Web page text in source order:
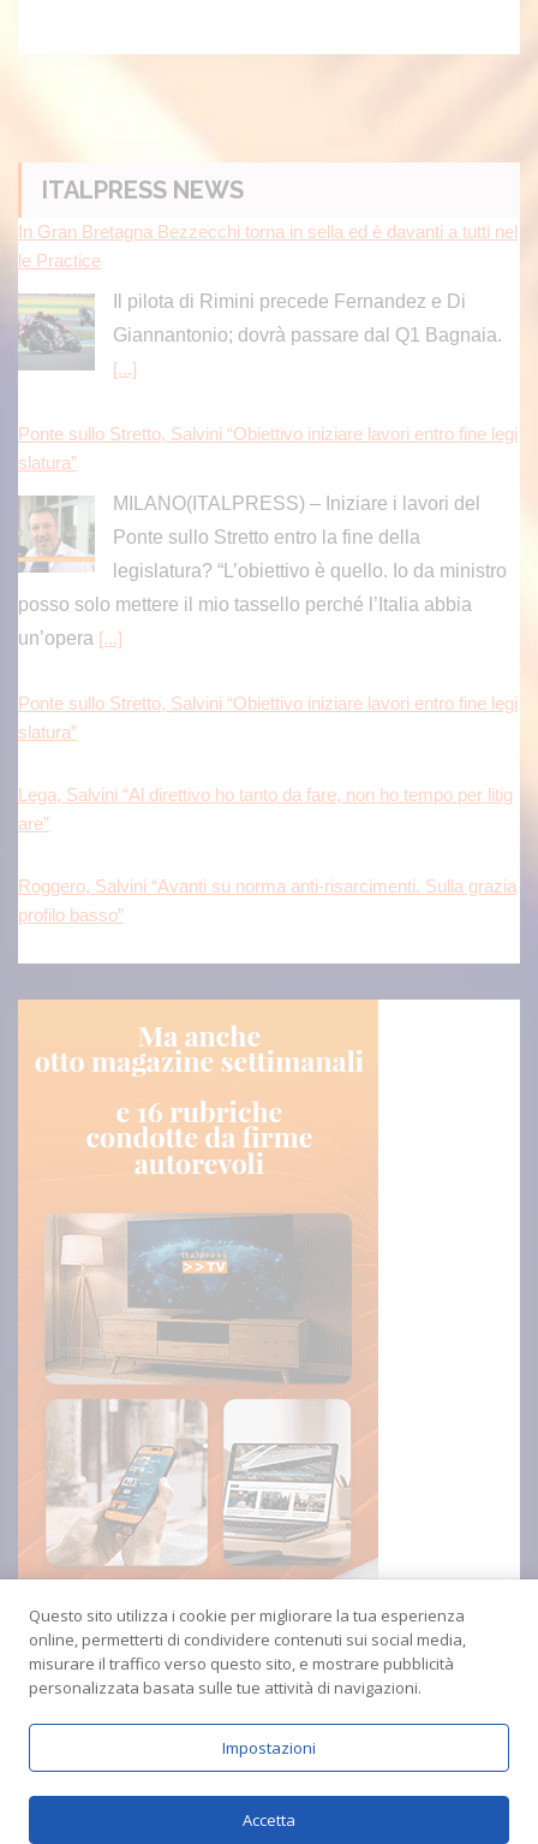
ITALPRESS NEWS
In Gran Bretagna Bezzecchi torna in sella ed è davanti a tutti nel
le Practice
Il pilota di Rimini precede Fernandez e Di
Giannantonio; dovrà passare dal Q1 Bagnaia.
[...]
Ponte sullo Stretto, Salvini “Obiettivo iniziare lavori entro fine legi
slatura”
MILANO(ITALPRESS) – Iniziare i lavori del
Ponte sullo Stretto entro la fine della
legislatura? “L’obiettivo è quello. Io da ministro
posso solo mettere il mio tassello perché l’Italia abbia
un’opera [...]
Ponte sullo Stretto, Salvini “Obiettivo iniziare lavori entro fine legi
slatura”
Lega, Salvini “Al direttivo ho tanto da fare, non ho tempo per litig
are”
Roggero, Salvini “Avanti su norma anti-risarcimenti. Sulla grazia
profilo basso”
Questo sito utilizza i cookie per migliorare la tua esperienza
online, permetterti di condividere contenuti sui social media,
misurare il traffico verso questo sito, e mostrare pubblicità
personalizzata basata sulle tue attività di navigazioni.
Impostazioni
Accetta